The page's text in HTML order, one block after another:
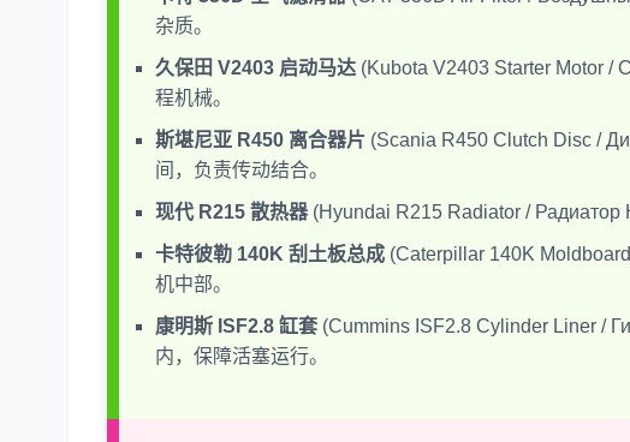
杂质。
久保田 V2403 启动马达 (Kubota V2403 Starter Motor /
程机械。
斯堪尼亚 R450 离合器片 (Scania R450 Clutch Disc /
间，负责传动结合。
现代 R215 散热器(Hyundai R215 Radiator / Радиатор
卡特彼勒 140K 刮土板总成 (Caterpillar 140K
机中部。
康明斯 ISF2.8 缸套 (Cummins ISF2.8 Cylinder Liner /
内，保障活塞运行。